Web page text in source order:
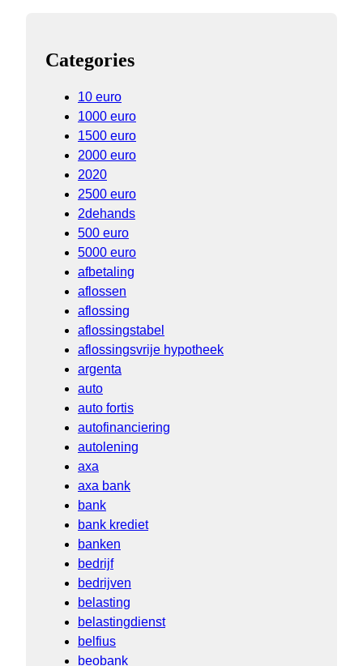
Categories
10 euro
1000 euro
1500 euro
2000 euro
2020
2500 euro
2dehands
500 euro
5000 euro
afbetaling
aflossen
aflossing
aflossingstabel
aflossingsvrije hypotheek
argenta
auto
auto fortis
autofinanciering
autolening
axa
axa bank
bank
bank krediet
banken
bedrijf
bedrijven
belasting
belastingdienst
belfius
beobank